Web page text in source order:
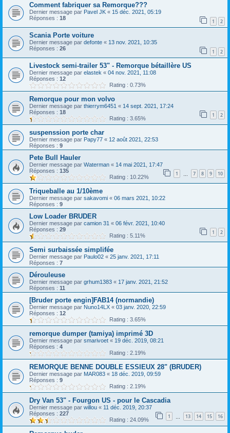
Comment fabriquer sa Remorque???
Dernier message par Pavel JK « 15 déc. 2021, 05:19
Réponses : 18 1 2
Scania Porte voiture
Dernier message par defonte « 13 nov. 2021, 10:35
Réponses : 26 1 2
Livestock semi-trailer 53" - Remorque bétaillère US
Dernier message par elastek « 04 nov. 2021, 11:08
Réponses : 12
Rating : 0.73%
Remorque pour mon volvo
Dernier message par thierrym6451 « 14 sept. 2021, 17:24
Réponses : 18 1 2
Rating : 3.65%
suspenssion porte char
Dernier message par Papy77 « 12 août 2021, 22:53
Réponses : 9
Pete Bull Hauler
Dernier message par Waterman « 14 mai 2021, 17:47
Réponses : 135 1 7 8 9 10
Rating : 10.22%
Triqueballe au 1/10ème
Dernier message par sakavomi « 06 mars 2021, 10:22
Réponses : 9
Low Loader BRUDER
Dernier message par camion 31 « 06 févr. 2021, 10:40
Réponses : 29 1 2
Rating : 5.11%
Semi surbaissée simplifée
Dernier message par Paulo02 « 25 janv. 2021, 17:11
Réponses : 7
Dérouleuse
Dernier message par grhum1383 « 17 janv. 2021, 21:52
Réponses : 11
[Bruder porte engin]FAB14 (normandie)
Dernier message par Nuno14LX « 03 janv. 2020, 22:59
Réponses : 12
Rating : 3.65%
remorque dumper (tamiya) imprimé 3D
Dernier message par smarivoet « 19 déc. 2019, 08:21
Réponses : 4
Rating : 2.19%
REMORQUE BENNE DOUBLE ESSIEUX 28" (BRUDER)
Dernier message par MAR083 « 18 déc. 2019, 09:59
Réponses : 9
Rating : 2.19%
Dry Van 53" - Fourgon US - pour le Cascadia
Dernier message par willou « 11 déc. 2019, 20:37
Réponses : 227 1 13 14 15 16
Rating : 24.09%